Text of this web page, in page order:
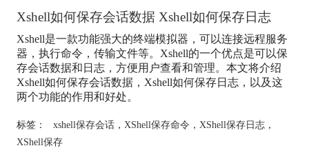
Xshell如何保存会话数据 Xshell如何保存日志
Xshell是一款功能强大的终端模拟器，可以连接远程服务
器，执行命令，传输文件等。Xshell的一个优点是可以保
存会话数据和日志，方便用户查看和管理。本文将介绍
Xshell如何保存会话数据，Xshell如何保存日志，以及这
两个功能的作用和好处。
标签： xshell保存会话， XShell保存命令 ， XShell保存日志，
XShell保存